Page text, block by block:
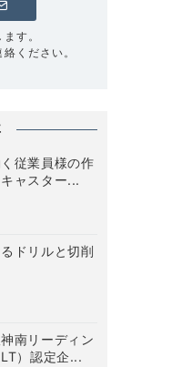
す。
ください。
く従業員様の作
ャスター...
ドリルと切削
南リーディン
）認定企...